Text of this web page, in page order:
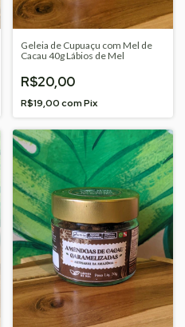
Geleia de Cupuaçu com Mel de
Cacau 40g Lábios de Mel
R$20,00
R$19,00comPix